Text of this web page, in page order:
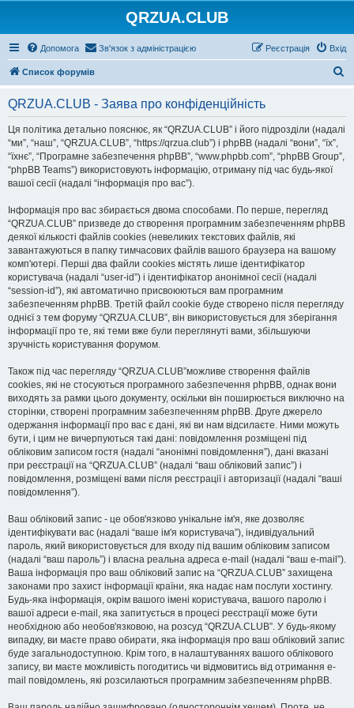
QRZUA.CLUB
Допомога Зв'язок з адміністрацією Вхід
Реєстрація
Список форумів
QRZUA.CLUB - Заява про конфіденційність
Ця політика детально пояснює, як “QRZUA.CLUB” і його підрозділи (надалі
“ми”, “наш”, “QRZUA.CLUB”, “https://qrzua.club”) і phpBB (надалі “вони”, “їх”,
“їхнє”, “Програмне забезпечення phpBB”, “www.phpbb.com”, “phpBB Group”,
“phpBB Teams”) використовують інформацію, отриману під час будь-якої
вашої сесії (надалі “інформація про вас”).
Інформація про вас збирається двома способами. По перше, перегляд
“QRZUA.CLUB” призведе до створення програмним забезпеченням phpBB
деякої кількості файлів cookies (невеликих текстових файлів, які
завантажуються в папку тимчасових файлів вашого браузера на вашому
комп'ютері. Перші два файли cookies містять лише ідентифікатор
користувача (надалі “user-id”) і ідентифікатор анонімної сесії (надалі
“session-id”), які автоматично присвоюються вам програмним
забезпеченням phpBB. Третій файл cookie буде створено після перегляду
однієї з тем форуму “QRZUA.CLUB”, він використовується для зберігання
інформації про те, які теми вже були переглянуті вами, збільшуючи
зручність користування форумом.
Також під час перегляду “QRZUA.CLUB”можливе створення файлів
cookies, які не стосуються програмного забезпечення phpBB, однак вони
виходять за рамки цього документу, оскільки він поширюється виключно на
сторінки, створені програмним забезпеченням phpBB. Друге джерело
одержання інформації про вас є дані, які ви нам відсилаєте. Ними можуть
бути, і цим не вичерпуються такі дані: повідомлення розміщені під
обліковим записом гостя (надалі “анонімні повідомлення”), дані вказані
при реєстрації на “QRZUA.CLUB” (надалі “ваш обліковий запис”) і
повідомлення, розміщені вами після реєстрації і авторизації (надалі “ваші
повідомлення”).
Ваш обліковий запис - це обов'язково унікальне ім'я, яке дозволяє
ідентифікувати вас (надалі “ваше ім'я користувача”), індивідуальний
пароль, який використовується для входу під вашим обліковим записом
(надалі “ваш пароль”) і власна реальна адреса e-mail (надалі “ваш e-mail”).
Ваша інформація про ваш обліковий запис на “QRZUA.CLUB” захищена
законами про захист інформації країни, яка надає нам послуги хостингу.
Будь-яка інформація, окрім вашого імені користувача, вашого паролю і
вашої адреси e-mail, яка запитується в процесі реєстрації може бути
необхідною або необов'язковою, на розсуд “QRZUA.CLUB”. У будь-якому
випадку, ви маєте право обирати, яка інформація про ваш обліковий запис
буде загальнодоступною. Крім того, в налаштуваннях вашого облікового
запису, ви маєте можливість погодитись чи відмовитись від отримання e-
mail повідомлень, які розсилаються програмним забезпеченням phpBB.